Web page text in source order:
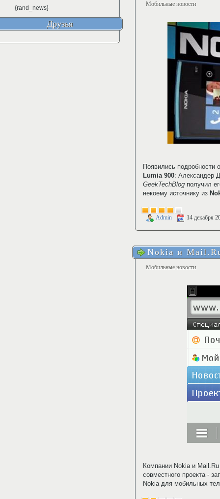
Мобильные новости
Появились
Lumia 900: Александер
GeekTechBlog получил
некоему источнику из
Admin 14 декабря
Nokia и
Мобильные новости
Компании Nokia и
совместного проекта -
Nokia для мобильных
{rand_news}
Друзья